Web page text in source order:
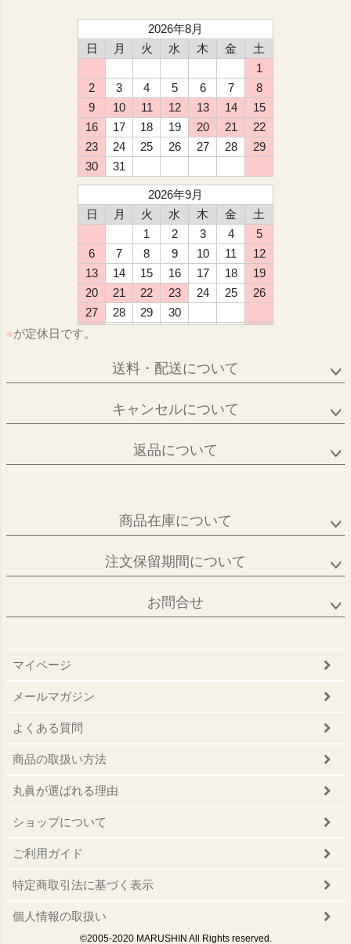
2026年8月
日
月 火 水 木 金
土
1
2
3 4 5 6 7
8
9
10 11 12 13 14
15
16
17 18 19 20 21
22
23
24 25 26 27 28
29
30
31
2026年9月
日
月 火 水 木 金
土
1
2 3 4
5
6
7 8 9 10 11
12
13
14 15 16 17 18
19
20
21 22 23 24 25
26
27
28 29
30
■が定休日です。
送料・配送について
キャンセルについて
返品について
商品在庫について
注文保留期間について
お問合せ
マイページ
メールマガジン
よくある質問
商品の取扱い方法
丸眞が選ばれる理由
ショップについて
ご利用ガイド
特定商取引法に基づく表示
個人情報の取扱い
©2005-2020 MARUSHIN All Rights reserved.